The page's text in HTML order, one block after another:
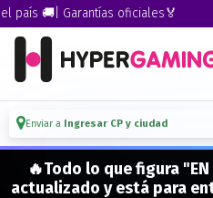
🚚| Garantías oficiales🏅
Enviar a Ingresar CP y ciudad
🔥Todo lo que figura
actualizado y está para